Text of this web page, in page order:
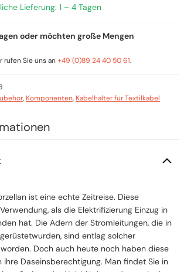
Lieferung: 1 – 4 Tagen
oder möchten große Mengen
rufen Sie uns an+49 (0)89 24 40 50 61.
, Komponenten, Kabelhalter für Textilkabel
ist eine echte Zeitreise. Diese
als die Elektrifizierung Einzug in
hat. Die Adern der Stromleitungen, die in
sind entlag solcher
Doch auch heute noch haben diese
Daseinsberechtigung. Man findet Sie in